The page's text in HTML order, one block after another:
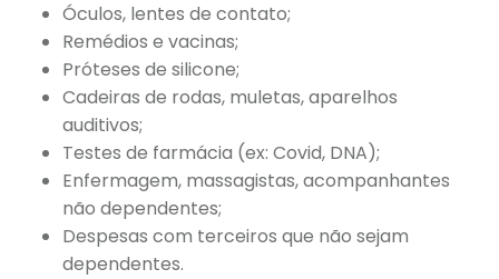
Óculos, lentes de contato;
Remédios e vacinas;
Próteses de silicone;
Cadeiras de rodas, muletas, aparelhos
auditivos;
Testes de farmácia (ex: Covid, DNA);
Enfermagem, massagistas, acompanhantes
não dependentes;
Despesas com terceiros que não sejam
dependentes.